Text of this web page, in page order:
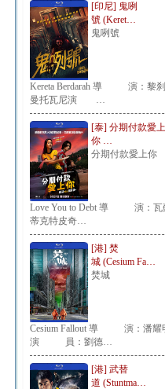
[印尼] 鬼咧
號 (Keret…
鬼咧號
Kereta Berdarah 導 演：黎刹
曼托瓦尼演 …
[泰] 分期付款愛上
你 …
分期付款愛上你
Love You to Debt 導 演：瓦
蒂克特皮奇…
[港] 焚
城 (Cesium Fa…
焚城
Cesium Fallout 導 演：潘耀
演 員：劉德…
[港] 武替
道 (Stuntma…